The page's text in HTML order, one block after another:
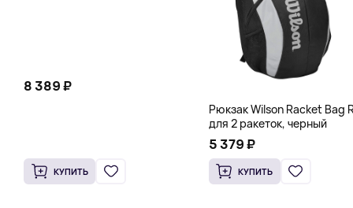
8 389 ₽
КУПИТЬ
Рюкзак Wilson Racket Bag
для 2 ракеток, черный
5 379 ₽
КУПИТЬ